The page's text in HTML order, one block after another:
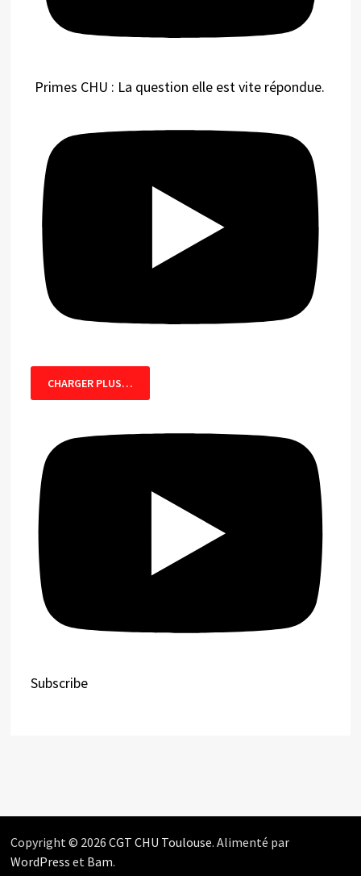
Primes CHU : La question elle est vite répondue.
CHARGER PLUS…
Subscribe
Copyright © 2026CGT CHU Toulouse. Alimenté par
WordPress et Bam.